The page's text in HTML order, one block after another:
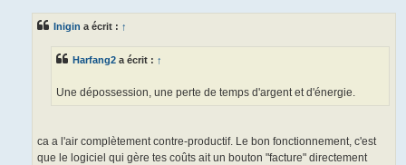
Inigin a écrit : ↑
Harfang2 a écrit : ↑
Une dépossession, une perte de temps d'argent et d'énergie.
ca a l'air complètement contre-productif. Le bon fonctionnement, c'est
que le logiciel qui gère tes coûts ait un bouton "facture" directement